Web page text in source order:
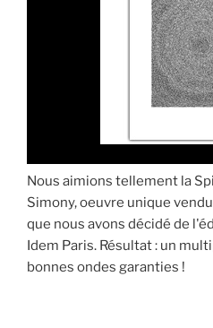
Nous aimions tellement la
Simony, oeuvre unique
que nous avons décidé de
Idem Paris. Résultat : un
bonnes ondes garanties !